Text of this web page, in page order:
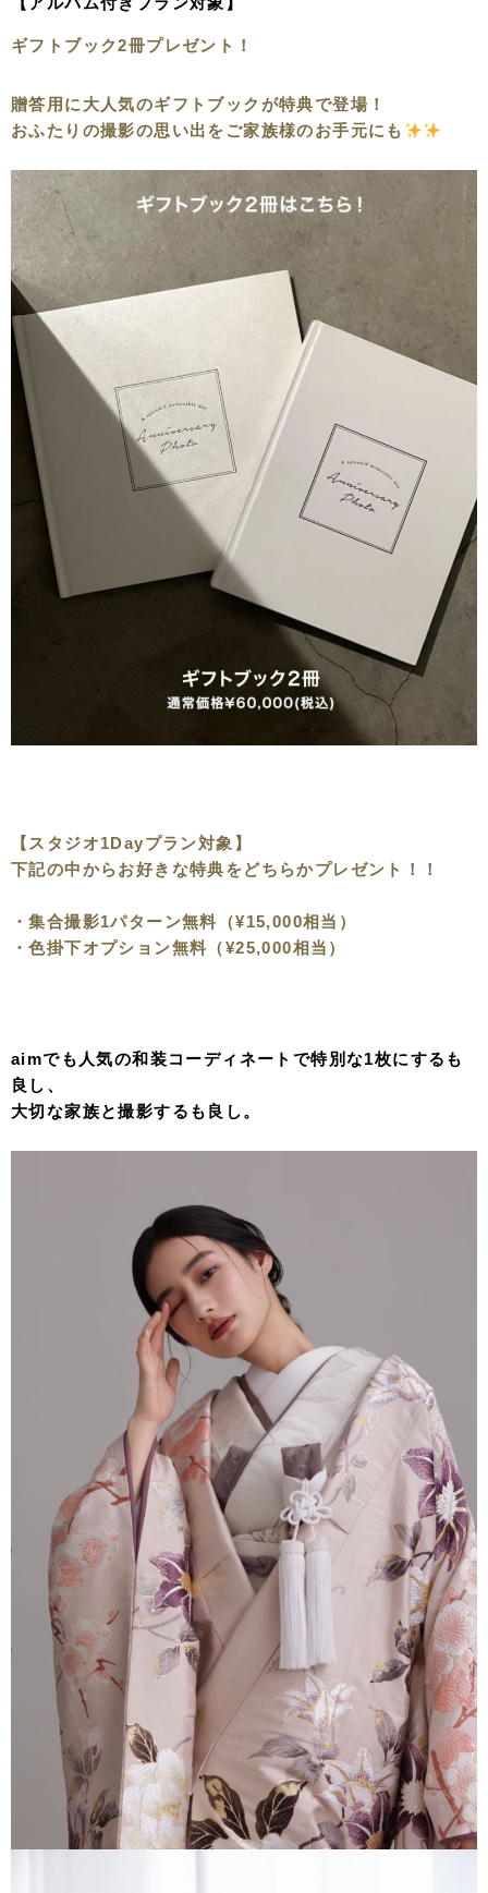
ギフトブック2冊プレゼント！
贈答用に大人気のギフトブックが特典で登場！
おふたりの撮影の思い出をご家族様のお手元にも
【スタジオ1Dayプラン対象】
下記の中からお好きな特典をどちらかプレゼント！！
・集合撮影1パターン無料（¥15,000相当）
・色掛下オプション無料（¥25,000相当）
aimでも人気の和装コーディネートで特別な1枚にするも
良し、
大切な家族と撮影するも良し。